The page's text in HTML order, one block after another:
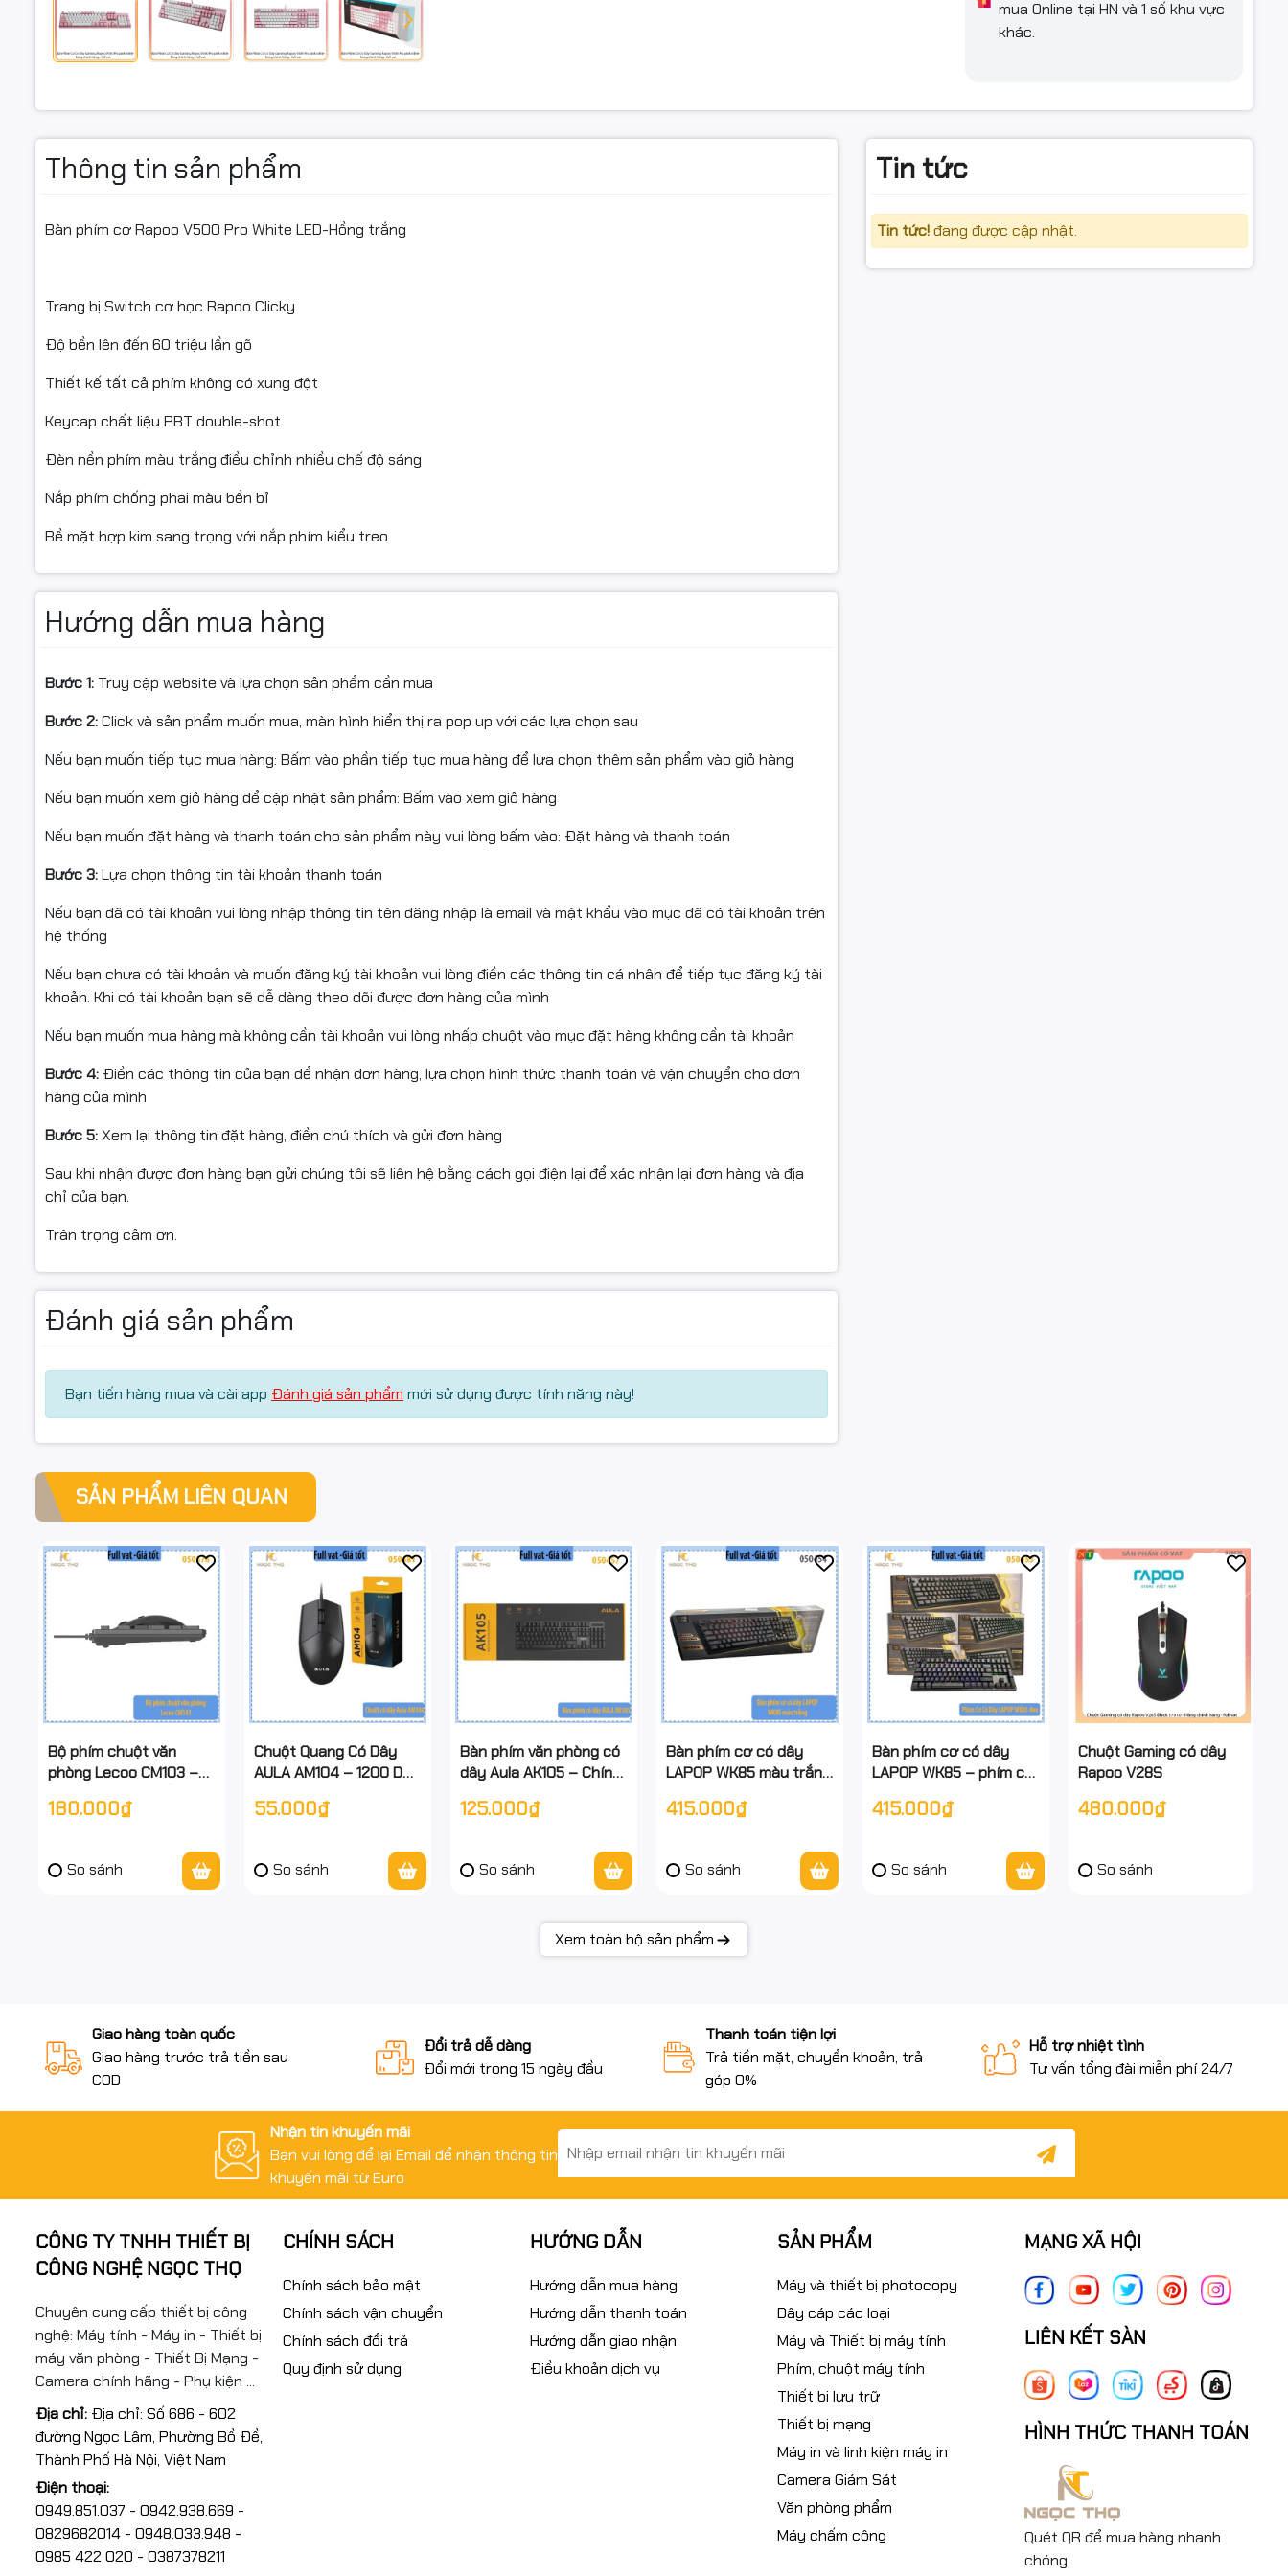
mua Online tại HN và 1 số khu vực
khác.
Thông tin sản phẩm
Bàn phím cơ Rapoo V500 Pro White LED-Hồng trắng
Trang bị Switch cơ học Rapoo Clicky
Độ bền lên đến 60 triệu lần gõ
Thiết kế tất cả phím không có xung đột
Keycap chất liệu PBT double-shot
Đèn nền phím màu trắng điều chỉnh nhiều chế độ sáng
Nắp phím chống phai màu bền bỉ
Bề mặt hợp kim sang trọng với nắp phím kiểu treo
Hướng dẫn mua hàng
Bước 1: Truy cập website và lựa chọn sản phẩm cần mua
Bước 2:Click và sản phẩm muốn mua, màn hình hiển thị ra pop up với các lựa chọn sau
Nếu bạn muốn tiếp tục mua hàng: Bấm vào phần tiếp tục mua hàng để lựa chọn thêm sản phẩm vào giỏ hàng
Nếu bạn muốn xem giỏ hàng để cập nhật sản phẩm: Bấm vào xem giỏ hàng
Nếu bạn muốn đặt hàng và thanh toán cho sản phẩm này vui lòng bấm vào: Đặt hàng và thanh toán
Bước 3:Lựa chọn thông tin tài khoản thanh toán
Nếu bạn đã có tài khoản vui lòng nhập thông tin tên đăng nhập là email và mật khẩu vào mục đã có tài khoản trên
hệ thống
Nếu bạn chưa có tài khoản và muốn đăng ký tài khoản vui lòng điền các thông tin cá nhân để tiếp tục đăng ký tài
khoản. Khi có tài khoản bạn sẽ dễ dàng theo dõi được đơn hàng của mình
Nếu bạn muốn mua hàng mà không cần tài khoản vui lòng nhấp chuột vào mục đặt hàng không cần tài khoản
Bước 4: Điền các thông tin của bạn để nhận đơn hàng, lựa chọn hình thức thanh toán và vận chuyển cho đơn
hàng của mình
Bước 5:Xem lại thông tin đặt hàng, điền chú thích và gửi đơn hàng
Sau khi nhận được đơn hàng bạn gửi chúng tôi sẽ liên hệ bằng cách gọi điện lại để xác nhận lại đơn hàng và địa
chỉ của bạn.
Trân trọng cảm ơn.
Đánh giá sản phẩm
Bạn tiến hàng mua và cài app Đánh giá sản phẩm mới sử dụng được tính năng này!
Tin tức
Tin tức!đang được cập nhật.
SẢN PHẨM LIÊN QUAN
Bộ phím chuột văn
phòng Lecoo CM103 –
Chống Nước Nhẹ – Cắm
180.000₫
So sánh
Chuột Quang Có Dây
AULA AM104 – 1200 DPI
Hàng Chính Hãng – Full
55.000₫
So sánh
Bàn phím văn phòng có
dây Aula AK105 – Chính
125.000₫
So sánh
Bàn phím cơ có dây
LAPOP WK85 màu trắng
phím– chính hiệu, full
415.000₫
So sánh
Bàn phím cơ có dây
LAPOP WK85 – phím cơ
Brown êm tay, keycap
415.000₫
So sánh
Chuột Gaming có dây
Rapoo V28S
480.000₫
So sánh
Xem toàn bộ sản phẩm
Giao hàng toàn quốc
Giao hàng trước trả tiền sau
COD
Đổi trả dễ dàng
Đổi mới trong 15 ngày đầu
Thanh toán tiện lợi
Trả tiền mặt, chuyển khoản, trả
góp 0%
Hỗ trợ nhiệt tình
Tư vấn tổng đài miễn phí 24/7
Nhận tin khuyến mãi
Bạn vui lòng để lại Email để nhận thông tin
khuyến mãi từ Euro
CÔNG TY TNHH THIẾT BỊ
CÔNG NGHỆ NGỌC THỌ
Chuyên cung cấp thiết bị công
nghệ: Máy tính - Máy in - Thiết bị
máy văn phòng - Thiết Bị Mạng -
Camera chính hãng - Phụ kiện ...
Địa chỉ: Địa chỉ: Số 686 - 602
đường Ngọc Lâm, Phường Bồ Đề,
Thành Phố Hà Nội, Việt Nam
Điện thoại:
0949.851.037 - 0942.938.669 -
0829682014 - 0948.033.948 -
0985 422 020 - 0387378211
CHÍNH SÁCH
Chính sách bảo mật
Chính sách vận chuyển
Chính sách đổi trả
Quy định sử dụng
HƯỚNG DẪN
Hướng dẫn mua hàng
Hướng dẫn thanh toán
Hướng dẫn giao nhận
Điều khoản dịch vụ
SẢN PHẨM
Máy và thiết bị photocopy
Dây cáp các loại
Máy và Thiết bị máy tính
Phím, chuột máy tính
Thiết bi lưu trữ
Thiết bị mạng
Máy in và linh kiện máy in
Camera Giám Sát
Văn phòng phẩm
Máy chấm công
MẠNG XÃ HỘI
LIÊN KẾT SÀN
HÌNH THỨC THANH TOÁN
Quét QR để mua hàng nhanh
chóng